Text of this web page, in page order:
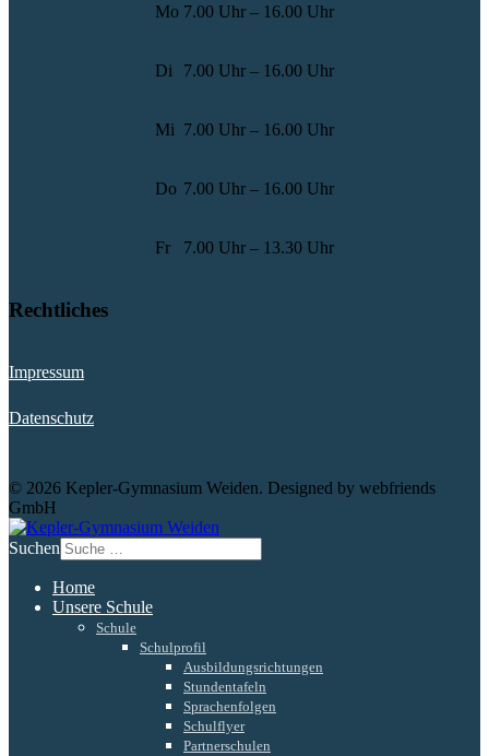
Mo 7.00 Uhr – 16.00 Uhr
Di 7.00 Uhr – 16.00 Uhr
Mi 7.00 Uhr – 16.00 Uhr
Do 7.00 Uhr – 16.00 Uhr
Fr 7.00 Uhr – 13.30 Uhr
Rechtliches
Impressum
Datenschutz
© 2026 Kepler-Gymnasium Weiden. Designed by webfriends
GmbH
Suchen
Home
Unsere Schule
Schule
Schulprofil
Ausbildungsrichtungen
Stundentafeln
Sprachenfolgen
Schulflyer
Partnerschulen